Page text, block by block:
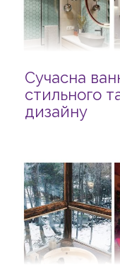
Сучасна
стильного
дизайну